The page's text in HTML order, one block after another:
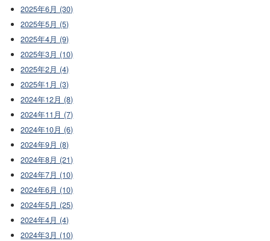
2025年6月 (30)
2025年5月 (5)
2025年4月 (9)
2025年3月 (10)
2025年2月 (4)
2025年1月 (3)
2024年12月 (8)
2024年11月 (7)
2024年10月 (6)
2024年9月 (8)
2024年8月 (21)
2024年7月 (10)
2024年6月 (10)
2024年5月 (25)
2024年4月 (4)
2024年3月 (10)